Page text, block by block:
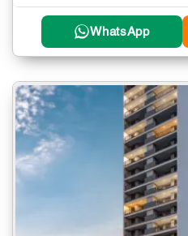
WhatsApp